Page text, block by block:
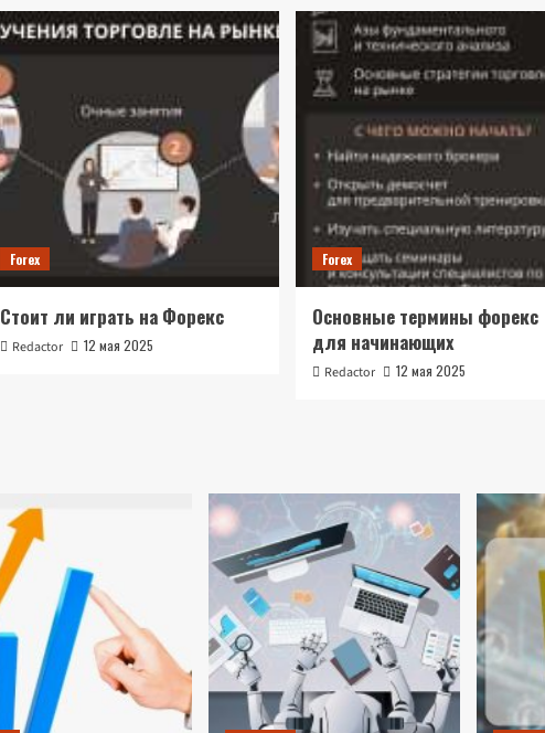
Forex
Стоит ли играть на Форекс
Redactor 12 мая 2025
Forex
Основные термины форекс
для начинающих
Redactor 12 мая 2025